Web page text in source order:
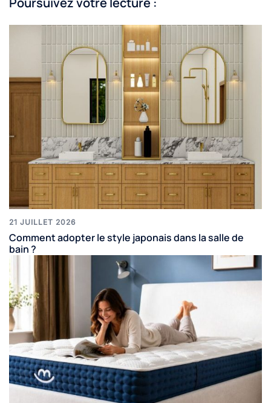
21 JUILLET 2026
Comment adopter le style japonais dans la salle de
bain ?